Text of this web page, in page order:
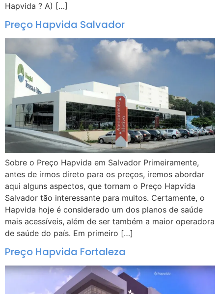
Hapvida ? A) […]
Preço Hapvida Salvador
Sobre o Preço Hapvida em Salvador Primeiramente,
antes de irmos direto para os preços, iremos abordar
aqui alguns aspectos, que tornam o Preço Hapvida
Salvador tão interessante para muitos. Certamente, o
Hapvida hoje é considerado um dos planos de saúde
mais acessíveis, além de ser também a maior operadora
de saúde do país. Em primeiro […]
Preço Hapvida Fortaleza